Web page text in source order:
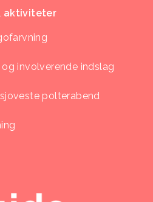
aktiviteter
involverende indslag
polterabend